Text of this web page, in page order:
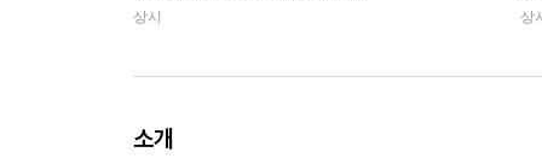
상시 상
소개